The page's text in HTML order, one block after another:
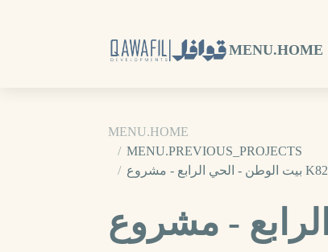
MENU.HOME
MENU.HOME
MENU.PREVIOUS_PROJECTS
بيت الوطن - الحي الرابع - مشروع K82